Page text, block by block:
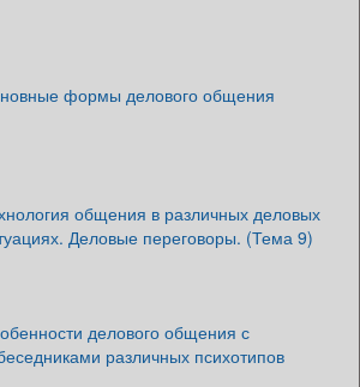
формы делового общения
общения в различных деловых
Деловые переговоры. (Тема 9)
делового общения с
различных психотипов